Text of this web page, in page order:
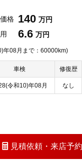
格 140 万円
6.6 万円
年08月まで：60000km)
車検 修復歴
令和10)年08月 なし
見積依頼・ 来店予約